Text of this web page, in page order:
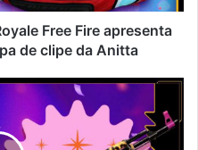
Free Fire apresenta
de clipe da Anitta